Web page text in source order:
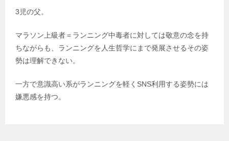
3児の父。
マラソン上級者＝ランニング中毒者に対しては敬意の念を持
ちながらも、ランニングを人生哲学にまで発展させるその姿
勢は理解できない。
一方で意識高い系がランニングを軽くSNS利用する姿勢には
嫌悪感を持つ。